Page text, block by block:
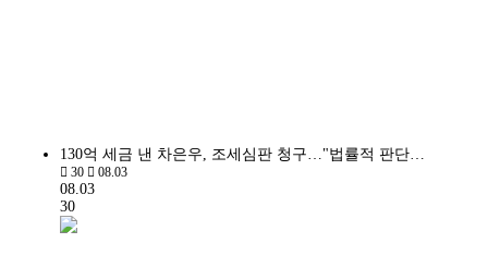
130억 세금 낸 차은우, 조세심판 청구…"법률적 판단…
30 08.03
08.03
30